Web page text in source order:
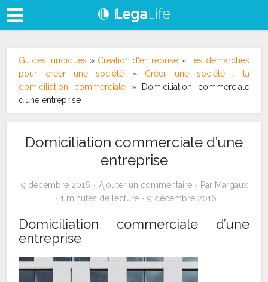
Guides juridiques » Création d'entreprise »
Les démarches
pour créer une société » Créer une société : la
domiciliation commerciale»
Domiciliation commerciale
d’une entreprise
Domiciliation commerciale d’une
entreprise
9 décembre 2016 Ajouter un commentaire Par Margaux
1 minutes de lecture
9 décembre 2016
Domiciliation commerciale d’une
entreprise